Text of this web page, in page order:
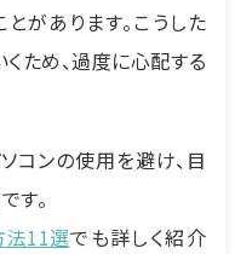
があります。こうした
ため、過度に心配する
コンの使用を避け、目
す。
法11選でも詳しく紹介